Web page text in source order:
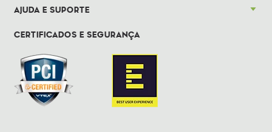
AJUDA E SUPORTE
CERTIFICADOS E SEGURANÇA